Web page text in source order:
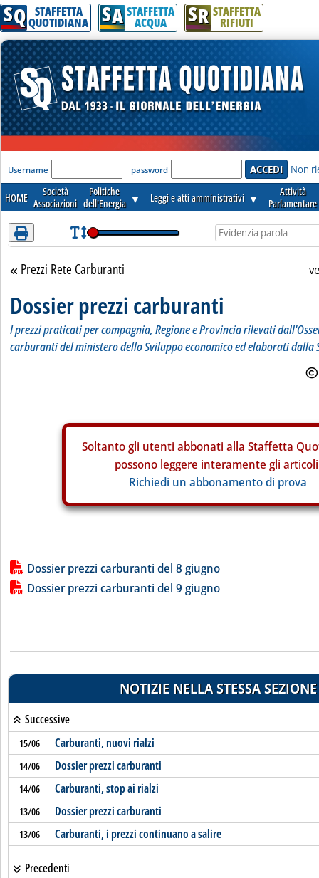
Attenzione! Esegui l'accesso per lèggere interamente la notizia.
SQ STAFFETTA
QUOTIDIANA SA STAFFETTA
ACQUA SR STAFFETTA
RIFIUTI
'Modulo Login per accedere'
Username password Non
HOME
Società
Associazioni
Politiche
dell'Energia ▼ Leggi e atti amministrativi ▼
Attività
Parlamentare
Torna alla sezione
Prezzi Rete Carburanti
Dossier prezzi carburanti
I prezzi praticati per compagnia, Regione e Provincia rilevati
carburanti del ministero dello Sviluppo economico ed elaborati dalla
Soltanto gli utenti abbonati alla Staffetta
possono leggere interamente gli
Richiedi un abbonamento di prova
Lista allegati PDF alla notizia
Dossier prezzi carburanti del 8 giugno
Dossier prezzi carburanti del 9 giugno
NOTIZIE NELLA STESSA SEZIONE
Successive
15/06 Carburanti, nuovi rialzi
14/06 Dossier prezzi carburanti
14/06 Carburanti, stop ai rialzi
13/06 Dossier prezzi carburanti
13/06 Carburanti, i prezzi continuano a salire
Precedenti